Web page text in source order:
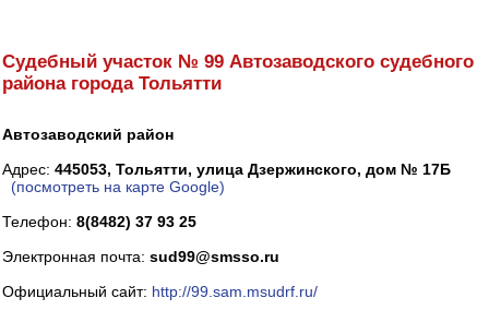
Судебный участок № 99 Автозаводского судебного
района города Тольятти
Автозаводский район
Адрес: 445053, Тольятти, улица Дзержинского, дом № 17Б
(посмотреть на карте Google)
Телефон: 8(8482) 37 93 25
Электронная почта: sud99@smsso.ru
Официальный сайт: http://99.sam.msudrf.ru/